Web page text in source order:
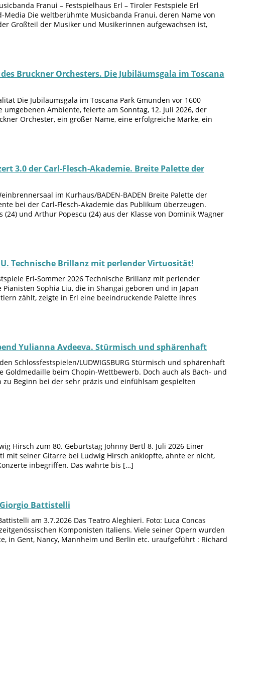
Franui – Festspielhaus Erl – Tiroler Festspiele Erl
Die weltberühmte Musicbanda Franui, deren Name von
Großteil der Musiker und Musikerinnen aufgewachsen ist,
Bruckner Orchesters. Die Jubiläumsgala im Toscana
Die Jubiläumsgala im Toscana Park Gmunden vor 1600
Ambiente, feierte am Sonntag, 12. Juli 2026, der
Orchester, ein großer Name, eine erfolgreiche Marke, ein
3.0 der Carl-Flesch-Akademie. Breite Palette der
im Kurhaus/BADEN-BADEN Breite Palette der
bei der Carl-Flesch-Akademie das Publikum überzeugen.
und Arthur Popescu (24) aus der Klasse von Dominik Wagner
Technische Brillanz mit perlender Virtuosität!
Erl-Sommer 2026 Technische Brillanz mit perlender
Sophia Liu, die in Shangai geboren und in Japan
zählt, zeigte in Erl eine beeindruckende Palette ihres
Yulianna Avdeeva. Stürmisch und sphärenhaft
Schlossfestspielen/LUDWIGSBURG Stürmisch und sphärenhaft
Goldmedaille beim Chopin-Wettbewerb. Doch auch als Bach- und
Beginn bei der sehr präzis und einfühlsam gespielten
Hirsch zum 80. Geburtstag Johnny Bertl 8. Juli 2026 Einer
mit seiner Gitarre bei Ludwig Hirsch anklopfte, ahnte er nicht,
inbegriffen. Das währte bis […]
Giorgio Battistelli
Battistelli am 3.7.2026 Das Teatro Aleghieri. Foto: Luca Concas
Komponisten Italiens. Viele seiner Opern wurden
in Gent, Nancy, Mannheim und Berlin etc. uraufgeführt : Richard